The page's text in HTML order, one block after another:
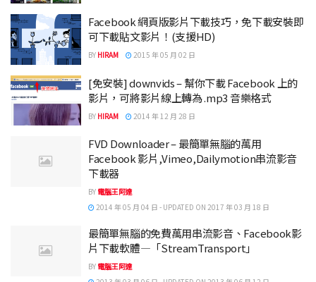
Facebook 網頁版影片下載技巧，免下載安裝即
可下載貼文影片！(支援HD)
BY HIRAM 2015 年 05 月 02 日
[免安裝] downvids – 幫你下載 Facebook 上的
影片，可將影片線上轉為 .mp3 音樂格式
BY HIRAM 2014 年 12 月 28 日
FVD Downloader – 最簡單無腦的萬用
Facebook 影片,Vimeo,Dailymotion串流影音
下載器
BY 電腦王阿達
2014 年 05 月 04 日 - UPDATED ON 2017 年 03 月 18 日
最簡單無腦的免費萬用串流影音、Facebook影
片下載軟體—「StreamTransport」
BY 電腦王阿達